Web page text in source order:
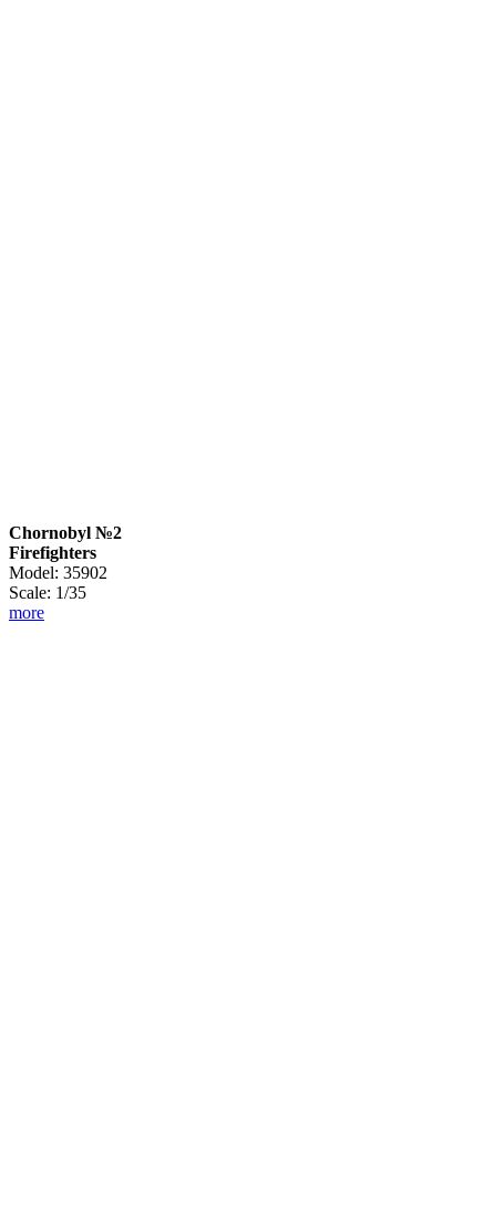
Chornobyl №2
Firefighters
Model: 35902
Scale: 1/35
more